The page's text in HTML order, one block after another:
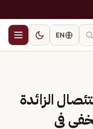
EN
الزائدة
في